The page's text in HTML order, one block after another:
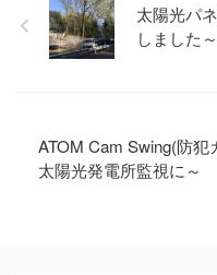
太陽光パ
しました～
ATOM Cam Swing(防犯
太陽光発電所監視に～